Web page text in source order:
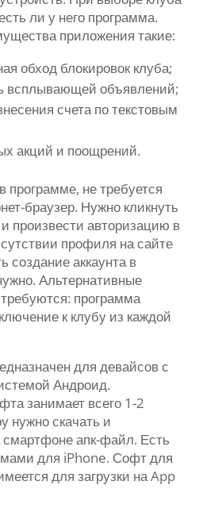
ли у него программа.
приложения такие:
обход блокировок клуба;
всплывающей объявлений;
счета по текстовым
акций и поощрений.
программе, не требуется
браузер. Нужно кликнуть
произвести авторизацию в
профиля на сайте
создание аккаунта в
Альтернативные
программа
к клубу из каждой
для девайсов с
Андроид.
занимает всего 1-2
нужно скачать и
смартфоне апк-файл. Есть
для iPhone. Софт для
для загрузки на App